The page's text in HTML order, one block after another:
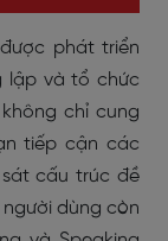
được phát triển
lập và tổ chức
chỉ cung
tiếp cận các
cấu trúc đề
dùng còn